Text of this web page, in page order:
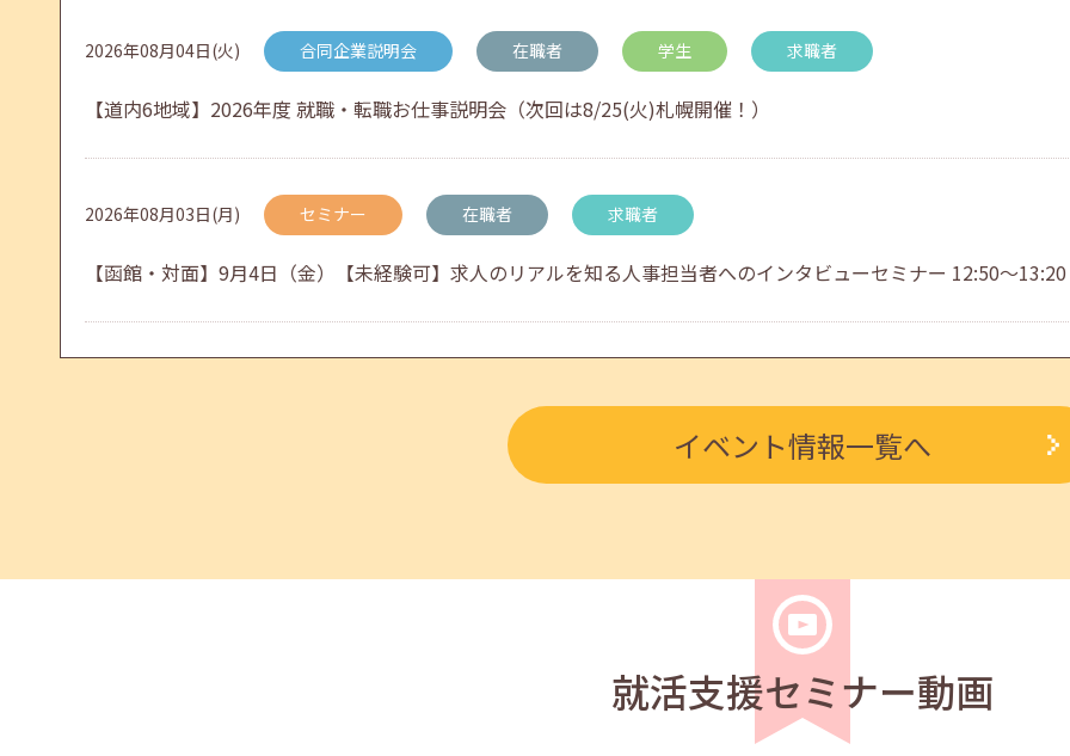
2026年05月01日(金) jobcafeからのお知らせ
連休前後（ゴールデンウィーク）のメールキャリア・アドバイス対応についてのお知らせ
2026年04月25日(土) jobcafeからのお知らせ
5月のセミナー情報を公開いたしました。
2026年08月04日(火) 合同企業説明会 在職者 学生 求職者
【道内6地域】2026年度 就職・転職お仕事説明会（次回は8/25(火)札幌開催！）
2026年08月03日(月) セミナー 在職者 求職者
【函館・対面】9月4日（金）【未経験可】求人のリアルを知る人事担当者へのインタビューセミナー 12:50～13:20
【北見・対面】9月16日（水）【未経験可】求人のリアルを知る人事担当者へのインタビューセミナー 12:40～
【帯広・対面】8月6日（木）就勝塾 手書き履歴書で好感度アップ～きれいな字を書く法則～ 11:00～11:40
学生 求職者
イベント情報一覧へ
就活支援セミナー動画